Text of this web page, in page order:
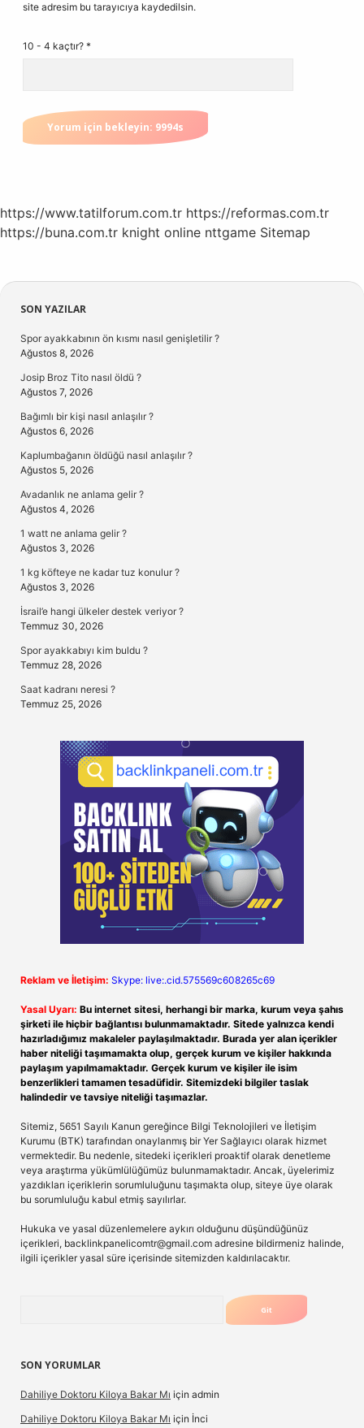
site adresim bu tarayıcıya kaydedilsin.
10 - 4 kaçtır? *
https://www.tatilforum.com.tr https://reformas.com.tr
https://buna.com.tr knight online nttgame Sitemap
Sidebar
SON YAZILAR
Spor ayakkabının ön kısmı nasıl genişletilir ?
Ağustos 8, 2026
Josip Broz Tito nasıl öldü ?
Ağustos 7, 2026
Bağımlı bir kişi nasıl anlaşılır ?
Ağustos 6, 2026
Kaplumbağanın öldüğü nasıl anlaşılır ?
Ağustos 5, 2026
Avadanlık ne anlama gelir ?
Ağustos 4, 2026
1 watt ne anlama gelir ?
Ağustos 3, 2026
1 kg köfteye ne kadar tuz konulur ?
Ağustos 3, 2026
İsrail’e hangi ülkeler destek veriyor ?
Temmuz 30, 2026
Spor ayakkabıyı kim buldu ?
Temmuz 28, 2026
Saat kadranı neresi ?
Temmuz 25, 2026
Reklam ve İletişim: Skype: live:.cid.575569c608265c69
Yasal Uyarı: Bu internet sitesi, herhangi bir marka, kurum veya şahıs
şirketi ile hiçbir bağlantısı bulunmamaktadır. Sitede yalnızca kendi
hazırladığımız makaleler paylaşılmaktadır. Burada yer alan içerikler
haber niteliği taşımamakta olup, gerçek kurum ve kişiler hakkında
paylaşım yapılmamaktadır. Gerçek kurum ve kişiler ile isim
benzerlikleri tamamen tesadüfidir. Sitemizdeki bilgiler taslak
halindedir ve tavsiye niteliği taşımazlar.
Sitemiz, 5651 Sayılı Kanun gereğince Bilgi Teknolojileri ve İletişim
Kurumu (BTK) tarafından onaylanmış bir Yer Sağlayıcı olarak hizmet
vermektedir. Bu nedenle, sitedeki içerikleri proaktif olarak denetleme
veya araştırma yükümlülüğümüz bulunmamaktadır. Ancak, üyelerimiz
yazdıkları içeriklerin sorumluluğunu taşımakta olup, siteye üye olarak
bu sorumluluğu kabul etmiş sayılırlar.
Hukuka ve yasal düzenlemelere aykırı olduğunu düşündüğünüz
içerikleri, backlinkpanelicomtr@gmail.com adresine bildirmeniz halinde,
ilgili içerikler yasal süre içerisinde sitemizden kaldırılacaktır.
SON YORUMLAR
Dahiliye Doktoru Kiloya Bakar Mı için admin
Dahiliye Doktoru Kiloya Bakar Mı için İnci